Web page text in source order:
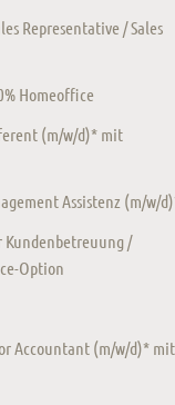
Representative / Sales
Homeoffice
(m/w/d)* mit
Assistenz (m/w/
Kundenbetreuung /
Option
Accountant (m/w/d)* mit